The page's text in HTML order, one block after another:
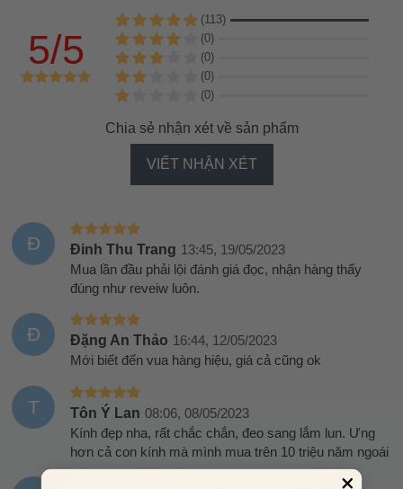
5/5
(113)
(0)
(0)
(0)
(0)
Chia sẻ nhận xét về sản phẩm
VIẾT NHẬN XÉT
Đ Đinh Thu Trang 13:45, 19/05/2023
Mua lần đầu phải lội đánh giá đọc, nhận hàng thấy
đúng như reveiw luôn.
Đ Đặng An Thảo 16:44, 12/05/2023
Mới biết đến vua hàng hiệu, giá cả cũng ok
T Tôn Ý Lan 08:06, 08/05/2023
Kính đẹp nha, rất chắc chắn, đeo sang lắm lun. Ưng
hơn cả con kính mà mình mua trên 10 triệu năm ngoái